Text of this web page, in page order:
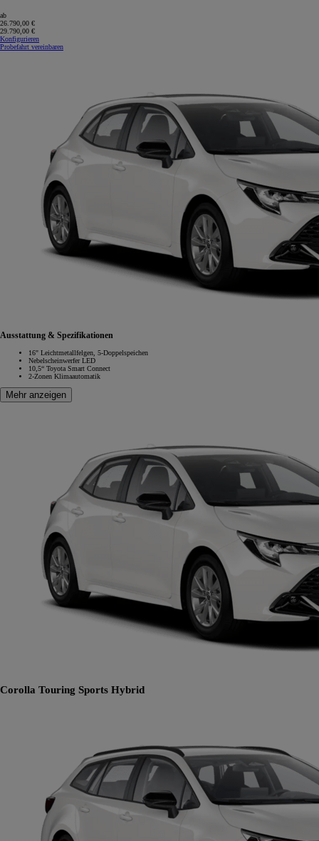
ab
26.790,00 €
29.790,00 €
Konfigurieren
Probefahrt vereinbaren
Ausstattung & Spezifikationen
16" Leichtmetallfelgen, 5-Doppelspeichen
Nebelscheinwerfer LED
10,5“ Toyota Smart Connect
2-Zonen Klimaautomatik
Mehr anzeigen
Corolla Touring Sports Hybrid